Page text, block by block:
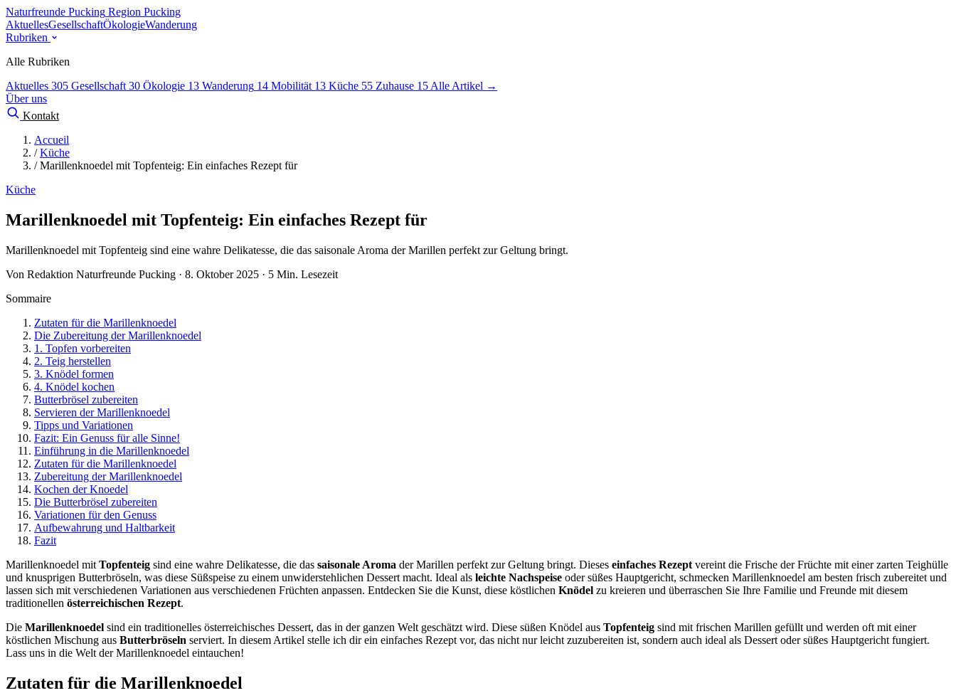
Naturfreunde Pucking Region Pucking
AktuellesGesellschaftÖkologieWanderung
Rubriken
Alle Rubriken
Aktuelles 305 Gesellschaft 30 Ökologie 13 Wanderung 14 Mobilität 13 Küche 55 Zuhause 15 Alle Artikel →
Über uns
Kontakt
Accueil
/ Küche
/ Marillenknoedel mit Topfenteig: Ein einfaches Rezept für
Küche
Marillenknoedel mit Topfenteig: Ein einfaches Rezept für
Marillenknoedel mit Topfenteig sind eine wahre Delikatesse, die das saisonale Aroma der Marillen perfekt zur Geltung bringt.
Von Redaktion Naturfreunde Pucking · 8. Oktober 2025 · 5 Min. Lesezeit
Sommaire
Zutaten für die Marillenknoedel
Die Zubereitung der Marillenknoedel
1. Topfen vorbereiten
2. Teig herstellen
3. Knödel formen
4. Knödel kochen
Butterbrösel zubereiten
Servieren der Marillenknoedel
Tipps und Variationen
Fazit: Ein Genuss für alle Sinne!
Einführung in die Marillenknoedel
Zutaten für die Marillenknoedel
Zubereitung der Marillenknoedel
Kochen der Knoedel
Die Butterbrösel zubereiten
Variationen für den Genuss
Aufbewahrung und Haltbarkeit
Fazit
Marillenknoedel mit Topfenteig sind eine wahre Delikatesse, die das saisonale Aroma der Marillen perfekt zur Geltung bringt. Dieses einfaches Rezept vereint die Frische der Früchte mit einer zarten Teighülle
und knusprigen Butterbröseln, was diese Süßspeise zu einem unwiderstehlichen Dessert macht. Ideal als leichte Nachspeise oder süßes Hauptgericht, schmecken Marillenknoedel am besten frisch zubereitet und
lassen sich mit verschiedenen Variationen aus verschiedenen Früchten anpassen. Entdecken Sie die Kunst, diese köstlichen Knödel zu kreieren und überraschen Sie Ihre Familie und Freunde mit diesem
traditionellen österreichischen Rezept.
Die Marillenknoedel sind ein traditionelles österreichisches Dessert, das in der ganzen Welt geschätzt wird. Diese süßen Knödel aus Topfenteig sind mit frischen Marillen gefüllt und werden oft mit einer
köstlichen Mischung aus Butterbröseln serviert. In diesem Artikel stelle ich dir ein einfaches Rezept vor, das nicht nur leicht zuzubereiten ist, sondern auch ideal als Dessert oder süßes Hauptgericht fungiert.
Lass uns in die Welt der Marillenknoedel eintauchen!
Zutaten für die Marillenknoedel